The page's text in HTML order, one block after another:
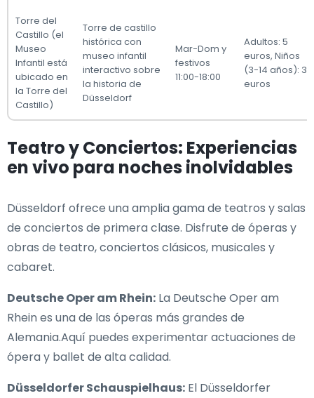
Torre del
Castillo (el
Museo
Infantil está
ubicado en
la Torre del
Castillo)
Torre de castillo
histórica con
museo infantil
interactivo sobre
la historia de
Düsseldorf
Mar-Dom y
festivos
11:00-18:00
Adultos: 5
euros, Niños
(3-14 años): 3
euros
Teatro y Conciertos: Experiencias
en vivo para noches inolvidables
Düsseldorf ofrece una amplia gama de teatros y salas
de conciertos de primera clase. Disfrute de óperas y
obras de teatro, conciertos clásicos, musicales y
cabaret.
Deutsche Oper am Rhein: La Deutsche Oper am
Rhein es una de las óperas más grandes de
Alemania.Aquí puedes experimentar actuaciones de
ópera y ballet de alta calidad.
Düsseldorfer Schauspielhaus: El Düsseldorfer